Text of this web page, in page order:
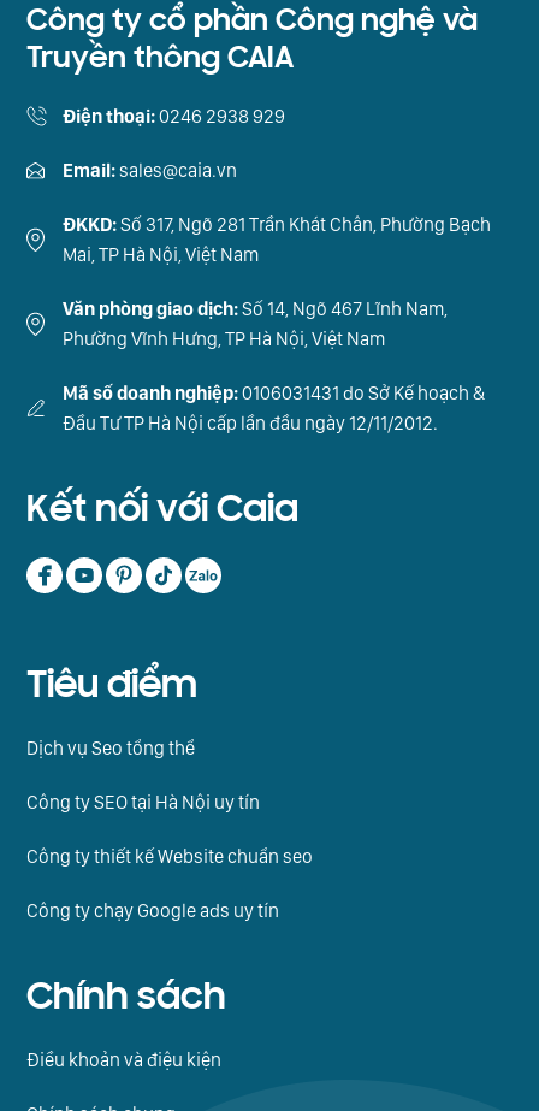
Công ty cổ phần Công nghệ và
Truyền thông CAIA
Điện thoại:0246 2938 929
Email:sales@caia.vn
ĐKKD:Số 317, Ngõ 281 Trần Khát Chân, Phường Bạch
Mai, TP Hà Nội, Việt Nam
Văn phòng giao dịch:Số 14, Ngõ 467 Lĩnh Nam,
Phường Vĩnh Hưng, TP Hà Nội, Việt Nam
Mã số doanh nghiệp:0106031431 do Sở Kế hoạch &
Đầu Tư TP Hà Nội cấp lần đầu ngày 12/11/2012.
Kết nối với Caia
Tiêu điểm
Dịch vụ Seo tổng thể
Công ty SEO tại Hà Nội uy tín
Công ty thiết kế Website chuẩn seo
Công ty chạy Google ads uy tín
Chính sách
Điều khoản và điệu kiện